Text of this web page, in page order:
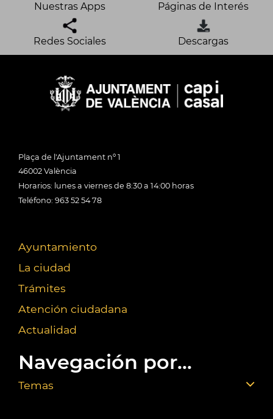
Nuestras Apps Páginas de Interés
Redes Sociales Descargas
Plaça de l'Ajuntament nº 1
46002 València
Horarios: lunes a viernes de 8:30 a 14:00 horas
Teléfono: 963 52 54 78
Ayuntamiento
La ciudad
Trámites
Atención ciudadana
Actualidad
Navegación por...
Temas